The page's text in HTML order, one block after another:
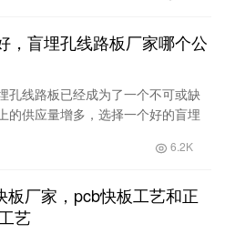
，盲埋孔线路板厂家哪个公
孔线路板已经成为了一个不可或缺
的供应量增多，选择一个好的盲埋
6.2K
板厂家，pcb快板工艺和正
艺